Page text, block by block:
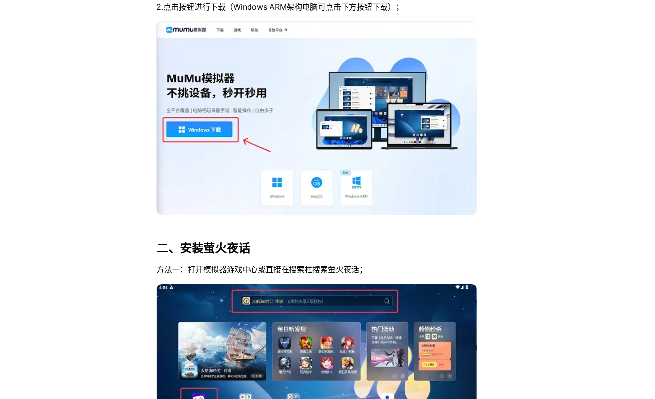
2.点击按钮进行下载（Windows ARM架构电脑可点击下方按钮下载）；
二、安装萤火夜话
方法一：打开模拟器游戏中心或直接在搜索框搜索萤火夜话；